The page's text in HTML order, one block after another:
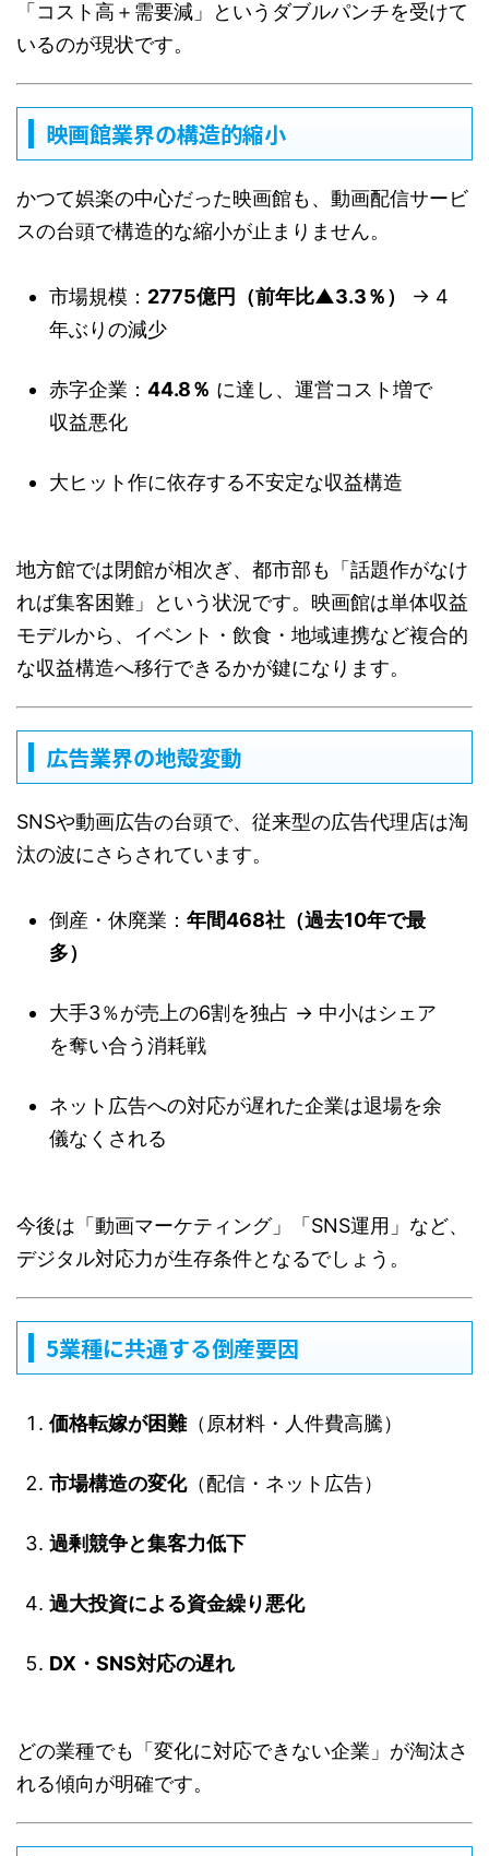
「コスト高＋需要減」というダブルパンチを受けて
いるのが現状です。
映画館業界の構造的縮小
かつて娯楽の中心だった映画館も、動画配信サービ
スの台頭で構造的な縮小が止まりません。
市場規模： 2775億円（前年比▲3.3％）
→ 4
年ぶりの減少
赤字企業： 44.8％ に達し、運営コスト増で
収益悪化
大ヒット作に依存する不安定な収益構造
地方館では閉館が相次ぎ、都市部も「話題作がなけ
れば集客困難」という状況です。映画館は単体収益
モデルから、イベント・飲食・地域連携など複合的
な収益構造へ移行できるかが鍵になります。
広告業界の地殻変動
SNSや動画広告の台頭で、従来型の広告代理店は淘
汰の波にさらされています。
倒産・休廃業： 年間468社（過去10年で最
多）
大手3％が売上の6割を独占 → 中小はシェア
を奪い合う消耗戦
ネット広告への対応が遅れた企業は退場を余
儀なくされる
今後は「動画マーケティング」「SNS運用」など、
デジタル対応力が生存条件となるでしょう。
5業種に共通する倒産要因
価格転嫁が困難（原材料・人件費高騰）
市場構造の変化（配信・ネット広告）
過剰競争と集客力低下
過大投資による資金繰り悪化
DX・SNS対応の遅れ
どの業種でも「変化に対応できない企業」が淘汰さ
れる傾向が明確です。